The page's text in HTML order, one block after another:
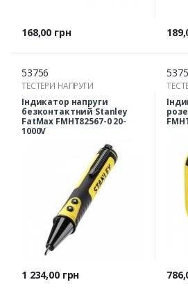
Ціна
168,00 грн Ціна
53756
ТЕСТЕРИ НАПРУГИ
Індикатор напруги
безконтактний Stanley
FatMax FMHT82567-0 20-
1000V
Ціна
1 234,00 грн Ціна